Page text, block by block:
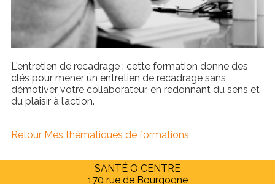
L'entretien de recadrage : cette formation donne des
clés pour mener un entretien de recadrage sans
démotiver votre collaborateur, en redonnant du sens et
du plaisir à l’action.
Retour Mes thématiques de formations
SANTÉ O CENTRE
170 rue de Bourgogne